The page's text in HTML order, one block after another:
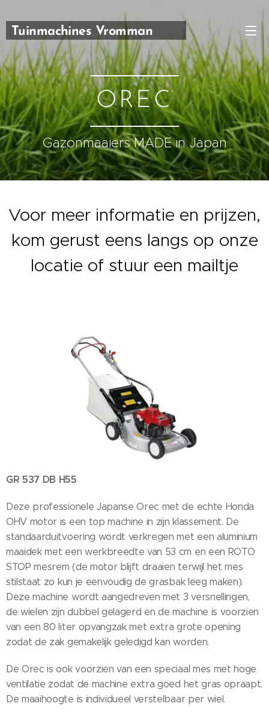
Tuinmachines Vromman
Carl
OREC
Gazonmaaiers MADE in Japan
Voor meer informatie en prijzen,
kom gerust eens langs op onze
locatie of stuur een mailtje
GR 537 DB H55
Deze professionele Japanse Orec met de echte Honda
OHV motor is een top machine in zijn klassement. De
standaarduitvoering wordt verkregen met een aluminium
maaidek met een werkbreedte van 53 cm en een ROTO
STOP mesrem (de motor blijft draaien terwijl het mes
stilstaat zo kun je eenvoudig de grasbak leeg maken).
Deze machine wordt aangedreven met 3 versnellingen,
de wielen zijn dubbel gelagerd en de machine is voorzien
van een 80 liter opvangzak met extra grote opening
zodat de zak gemakelijk geledigd kan worden.
De Orec is ook voorzien van een speciaal mes met hoge
ventilatie zodat de machine extra goed het gras opraapt.
De maaihoogte is individueel verstelbaar per wiel.